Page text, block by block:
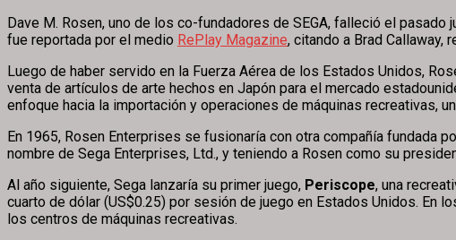
Dave M. Rosen, uno de los co-fundadores de SEGA, falleció el
fue reportada por el medio RePlay Magazine, citando a Brad Callaway,
Luego de haber servido en la Fuerza Aérea de los Estados Unidos,
venta de artículos de arte hechos en Japón para el mercado
enfoque hacia la importación y operaciones de máquinas recreativas,
En 1965, Rosen Enterprises se fusionaría con otra compañía fundada
nombre de Sega Enterprises, Ltd., y teniendo a Rosen como su
Al año siguiente, Sega lanzaría su primer juego, Periscope, una
cuarto de dólar (US$0.25) por sesión de juego en Estados Unidos. En
los centros de máquinas recreativas.